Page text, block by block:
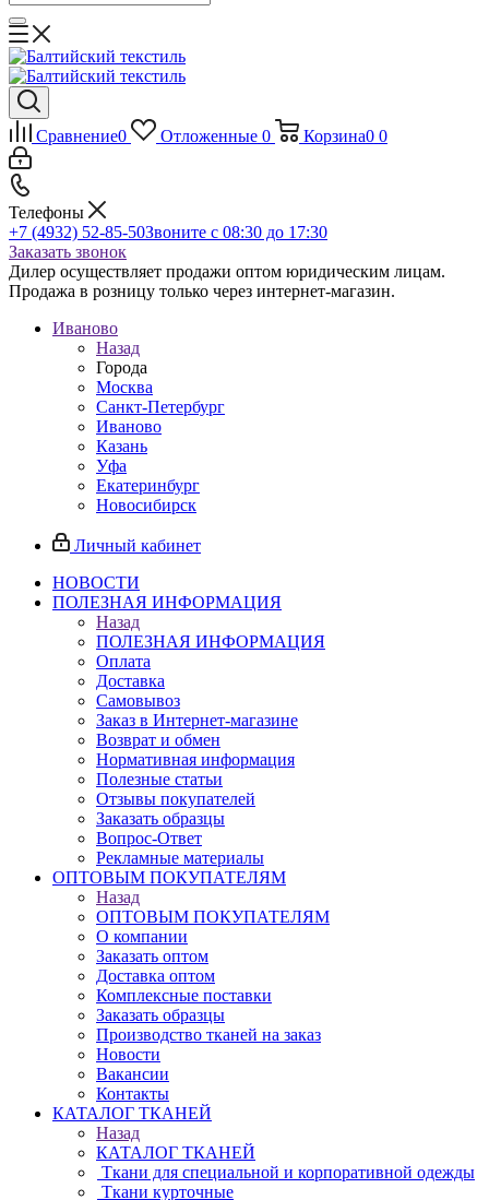
Сравнение0 Отложенные 0 Корзина0 0
Телефоны
+7 (4932) 52-85-50Звоните с 08:30 до 17:30
Заказать звонок
Дилер осуществляет продажи оптом юридическим лицам.
Продажа в розницу только через интернет-магазин.
Иваново
Назад
Города
Москва
Санкт-Петербург
Иваново
Казань
Уфа
Екатеринбург
Новосибирск
Личный кабинет
НОВОСТИ
ПОЛЕЗНАЯ ИНФОРМАЦИЯ
Назад
ПОЛЕЗНАЯ ИНФОРМАЦИЯ
Оплата
Доставка
Самовывоз
Заказ в Интернет-магазине
Возврат и обмен
Нормативная информация
Полезные статьи
Отзывы покупателей
Заказать образцы
Вопрос-Ответ
Рекламные материалы
ОПТОВЫМ ПОКУПАТЕЛЯМ
Назад
ОПТОВЫМ ПОКУПАТЕЛЯМ
О компании
Заказать оптом
Доставка оптом
Комплексные поставки
Заказать образцы
Производство тканей на заказ
Новости
Вакансии
Контакты
КАТАЛОГ ТКАНЕЙ
Назад
КАТАЛОГ ТКАНЕЙ
Ткани для специальной и корпоративной одежды
Ткани курточные